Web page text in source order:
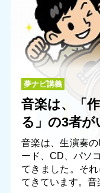
夢ナビ講義
音楽は、「
る」の3者
音楽は、生演奏
ード、CD、パソ
てきました。そ
てきています。音